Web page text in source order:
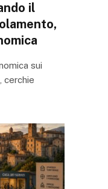
il
sui
cerchie